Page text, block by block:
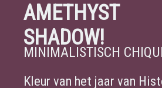
AMETHYST
SHADOW!
MINIMALISTISCH
Kleur van het jaar van